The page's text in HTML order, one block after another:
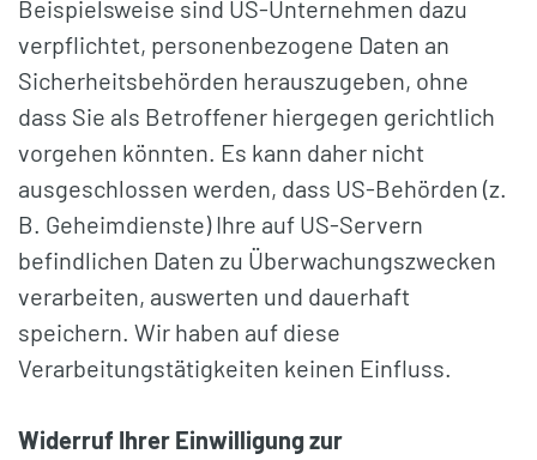
Beispielsweise sind US-Unternehmen dazu
verpflichtet, personenbezogene Daten an
Sicherheitsbehörden herauszugeben, ohne
dass Sie als Betroffener hiergegen gerichtlich
vorgehen könnten. Es kann daher nicht
ausgeschlossen werden, dass US-Behörden (z.
B. Geheimdienste) Ihre auf US-Servern
befindlichen Daten zu Überwachungszwecken
verarbeiten, auswerten und dauerhaft
speichern. Wir haben auf diese
Verarbeitungstätigkeiten keinen Einfluss.
Widerruf Ihrer Einwilligung zur